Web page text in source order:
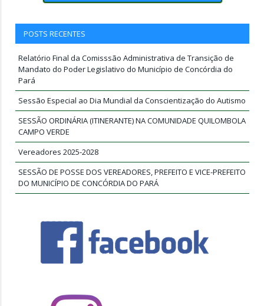
POSTS RECENTES
Relatório Final da Comisssão Administrativa de Transição de
Mandato do Poder Legislativo do Município de Concórdia do
Pará
Sessão Especial ao Dia Mundial da Conscientização do Autismo
SESSÃO ORDINÁRIA (ITINERANTE) NA COMUNIDADE QUILOMBOLA
CAMPO VERDE
Vereadores 2025-2028
SESSÃO DE POSSE DOS VEREADORES, PREFEITO E VICE-PREFEITO
DO MUNICÍPIO DE CONCÓRDIA DO PARÁ